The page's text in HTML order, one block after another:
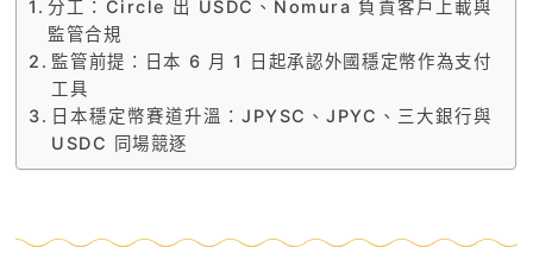
分工：Circle 出 USDC、Nomura 負責客戶上載與
監管合規
監管前提：日本 6 月 1 日起承認外國穩定幣作為支付
工具
日本穩定幣賽道升溫：JPYSC、JPYC、三大銀行與
USDC 同場競逐